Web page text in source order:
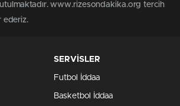
www.rizesondakika.org tercih
ederiz.
SERVİSLER
Futbol İddaa
Basketbol İddaa